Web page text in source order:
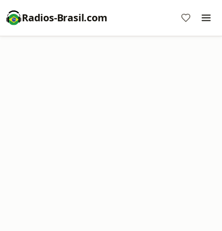
Radios-Brasil.com